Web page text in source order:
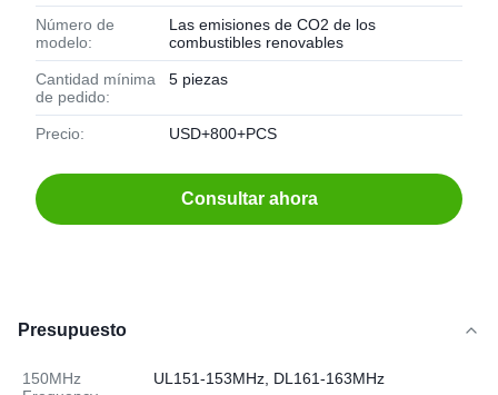
Número de
modelo:
Las emisiones de CO2 de los
combustibles renovables
Cantidad mínima
de pedido:
5 piezas
Precio: USD+800+PCS
Consultar ahora
Presupuesto
150MHz
UL151-153MHz, DL161-163MHz